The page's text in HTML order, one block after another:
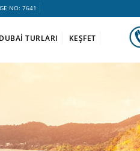
NO: 7641
DUBAİ TURLARI KEŞFET